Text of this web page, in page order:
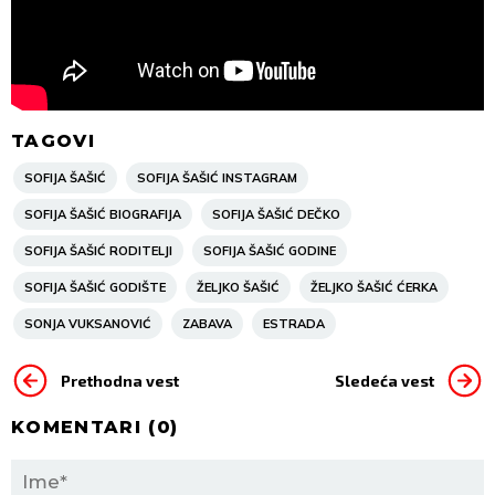
TAGOVI
SOFIJA ŠAŠIĆ SOFIJA ŠAŠIĆ INSTAGRAM
SOFIJA ŠAŠIĆ BIOGRAFIJA SOFIJA ŠAŠIĆ DEČKO
SOFIJA ŠAŠIĆ RODITELJI SOFIJA ŠAŠIĆ GODINE
SOFIJA ŠAŠIĆ GODIŠTE ŽELJKO ŠAŠIĆ ŽELJKO ŠAŠIĆ ĆERKA
SONJA VUKSANOVIĆ ZABAVA ESTRADA
Prethodna vest Sledeća vest
KOMENTARI (0)